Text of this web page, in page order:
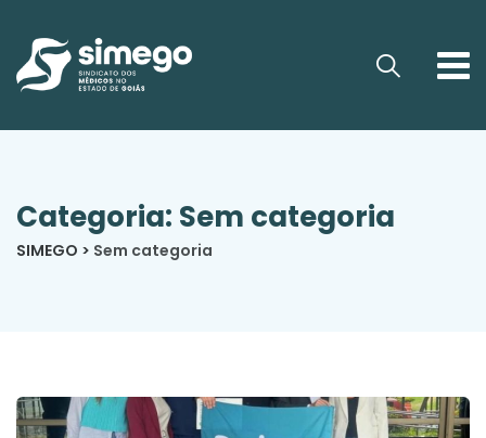
Categoria: Sem categoria
SIMEGO > Sem categoria